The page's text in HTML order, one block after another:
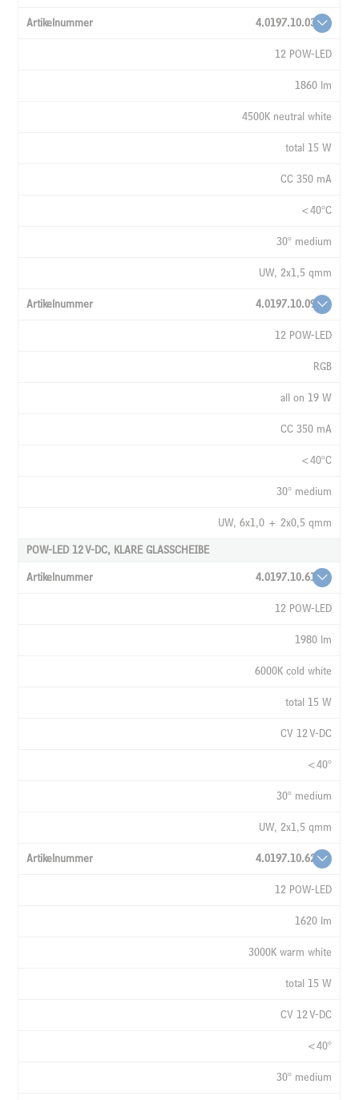
4.0197.10.03
12 POW-LED
1860 lm
4500K neutral white
total 15 W
CC 350 mA
<40°C
30° medium
UW, 2x1,5 qmm
4.0197.10.09
12 POW-LED
RGB
all on 19 W
CC 350 mA
<40°C
30° medium
UW, 6x1,0 + 2x0,5 qmm
POW-LED 12 V-DC, KLARE GLASSCHEIBE
4.0197.10.61
12 POW-LED
1980 lm
6000K cold white
total 15 W
CV 12 V-DC
<40°
30° medium
UW, 2x1,5 qmm
4.0197.10.62
12 POW-LED
1620 lm
3000K warm white
total 15 W
CV 12 V-DC
<40°
30° medium